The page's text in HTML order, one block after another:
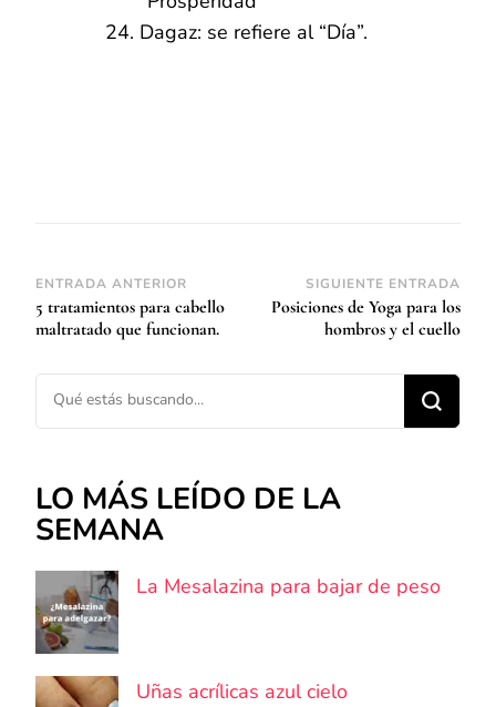
Dagaz: se refiere al “Día”.
Navegación
de
entradas
ENTRADA ANTERIOR
5 tratamientos para cabello
maltratado que funcionan.
SIGUIENTE ENTRADA
Posiciones de Yoga para los
hombros y el cuello
¿Buscas algo?
LO MÁS LEÍDO DE LA
SEMANA
La Mesalazina para bajar de peso
Uñas acrílicas azul cielo